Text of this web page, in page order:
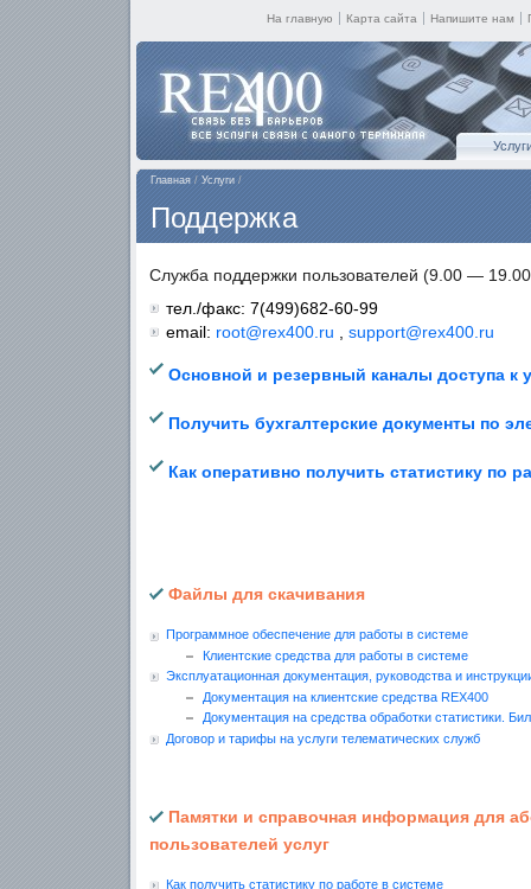
Клуб-
Главная / Услуги /
Поддержка
Служба поддержки пользователей (9.00 —
тел./факс: 7(499)682-60-99
email: root@rex400.ru , support@rex400.ru
Основной и резервный каналы доступа к
Получить бухгалтерские документы по
Как оперативно получить статистику по
Файлы для скачивания
Программное обеспечение для работы в системе
Клиентские средства для работы в системе
Эксплуатационная документация, руководства и
Документация на клиентские средства REX400
Документация на средства обработки статистики.
Договор и тарифы на услуги телематических служб
Памятки и справочная информация для
пользователей услуг
Как получить статистику по работе в системе
На главную Карта сайта Напишите нам